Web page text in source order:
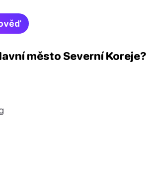
město Severní Koreje?